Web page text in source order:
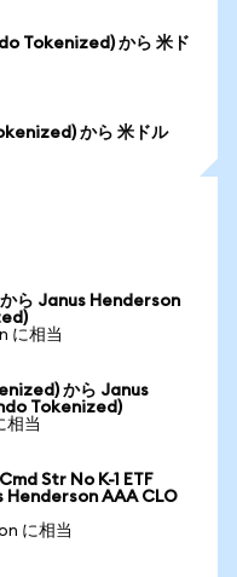
Tokenized) から 米ド
から 米ドル
ら Janus Henderson
に相当
から Janus
Tokenized)
相当
Str No K-1 ETF
Henderson AAA CLO
に相当